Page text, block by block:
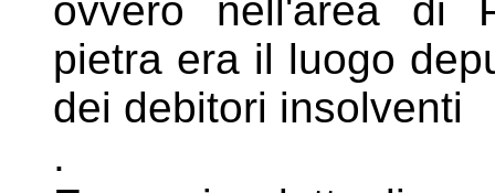
ovvero nell'area di
pietra era il luogo
dei debitori insolventi
.